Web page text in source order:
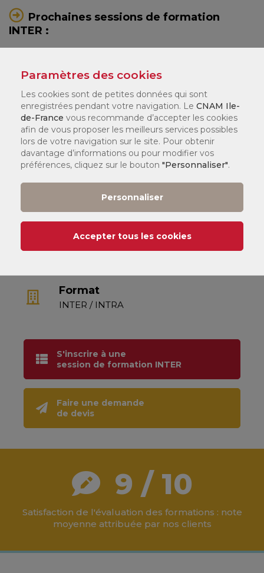
Prochaines sessions de formation
INTER :
Prochaines dates
Demander un devis pour une
formation sur-mesure
Code stage
BU-POW01-I
Durée
1 jour(s) / 7 heure(s)
Format
INTER / INTRA
S'inscrire à une
session de formation INTER
Faire une demande
de devis
9 / 10
Satisfaction de l'évaluation des formations : note
moyenne attribuée par nos clients
Paramètres des cookies
Les cookies sont de petites données qui sont
enregistrées pendant votre navigation. Le CNAM Ile-
de-France vous recommande d’accepter les cookies
afin de vous proposer les meilleurs services possibles
lors de votre navigation sur le site. Pour obtenir
davantage d’informations ou pour modifier vos
préférences, cliquez sur le bouton "Personnaliser".
Personnaliser
Accepter tous les cookies